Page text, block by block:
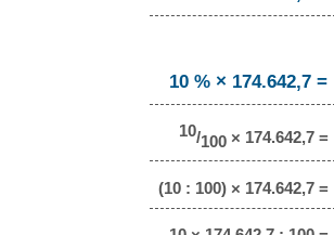
10 % × 174.642,7 =
10/100× 174.642,7 =
(10 : 100) × 174.642,7 =